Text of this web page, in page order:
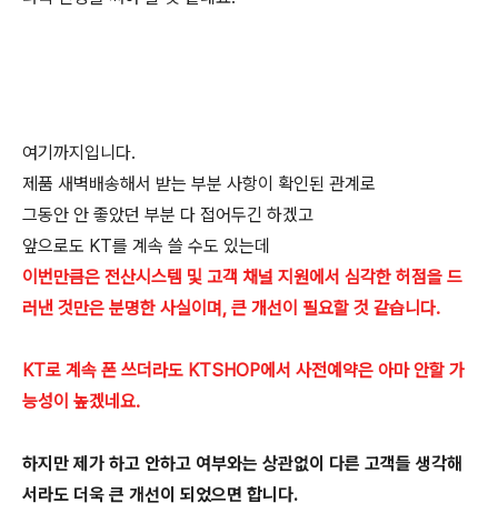
여기까지입니다.
제품 새벽배송해서 받는 부분 사항이 확인된 관계로
그동안 안 좋았던 부분 다 접어두긴 하겠고
앞으로도 KT를 계속 쓸 수도 있는데
이번만큼은 전산시스템 및 고객 채널 지원에서 심각한 허점을 드
러낸 것만은 분명한 사실이며, 큰 개선이 필요할 것 같습니다.
KT로 계속 폰 쓰더라도 KTSHOP에서 사전예약은 아마 안할 가
능성이 높겠네요.
하지만 제가 하고 안하고 여부와는 상관없이 다른 고객들 생각해
서라도 더욱 큰 개선이 되었으면 합니다.